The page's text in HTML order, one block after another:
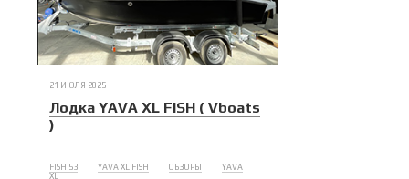
21 ИЮЛЯ 2025
Лодка YAVA XL FISH ( Vboats
)
FISH 53 YAVA XL FISH ОБЗОРЫ
YAVA
XL